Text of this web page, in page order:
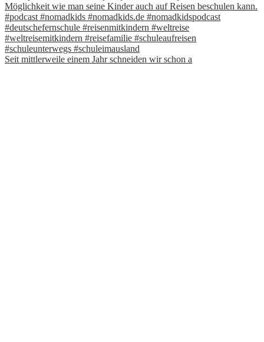
Seit mittlerweile einem Jahr schneiden wir schon a